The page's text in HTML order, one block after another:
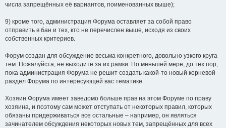
числа запрещённых её вариантов, поименованных выше);
9) кроме того, администрация Форума оставляет за собой право
отправить в бан и тех, кто не перечислен выше, исходя из своих
собственных критериев.
Форум создан для обсуждение весьма конкретного, довольно узкого круга
тем. Пожалуйста, не выходите за их рамки. По меньшей мере, до тех пор,
пока администрация Форума не решит создать какой-то новый корневой
раздел Форума по интересующей вас тематике.
Хозяин Форума имеет заведомо больше прав на этом Форуме по праву
хозяина, и поэтому сам может отступать от некоторых правил, которых
обязаны придерживаться все остальные – например, он являться
зачинателем обсуждения некоторых новых тем, запрещённых для всех